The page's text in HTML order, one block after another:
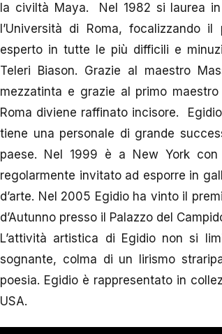
la civiltà Maya. Nel 1982 si laurea
l’Università di Roma, focalizzando
esperto in tutte le più difficili e
Teleri Biason. Grazie al maestro
mezzatinta e grazie al primo
Roma diviene raffinato incisore.
tiene una personale di grande
paese. Nel 1999 è a New York con
regolarmente invitato ad esporre in
d’arte. Nel 2005 Egidio ha vinto il
d’Autunno presso il Palazzo del
L’attività artistica di Egidio non si
sognante, colma di un lirismo
poesia. Egidio è rappresentato in
USA.